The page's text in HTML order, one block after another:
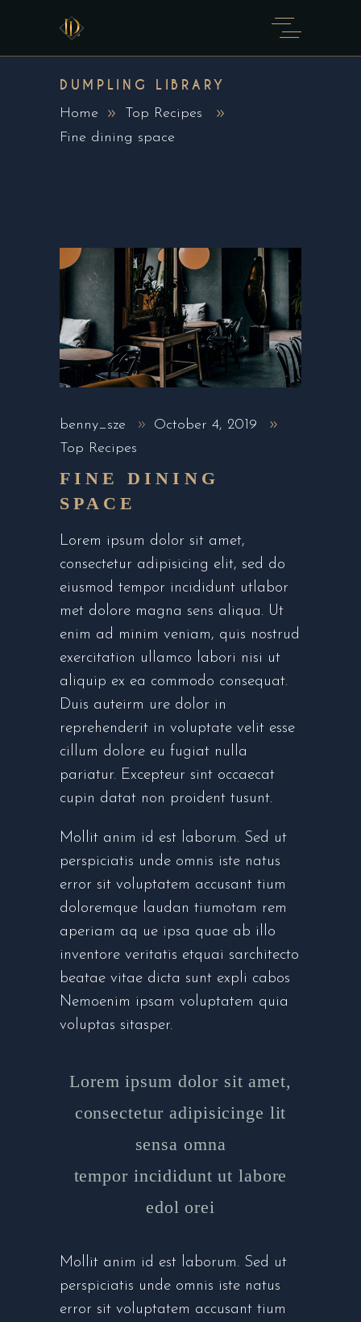
DUMPLING LIBRARY
Home
Top Recipes
Fine dining space
benny_sze
October 4, 2019
Top Recipes
FINE DINING
SPACE
Lorem ipsum dolor sit amet,
consectetur adipisicing elit, sed do
eiusmod tempor incididunt utlabor
met dolore magna sens aliqua. Ut
enim ad minim veniam, quis nostrud
exercitation ullamco labori nisi ut
aliquip ex ea commodo consequat.
Duis auteirm ure dolor in
reprehenderit in voluptate velit esse
cillum dolore eu fugiat nulla
pariatur. Excepteur sint occaecat
cupin datat non proident tusunt.
Mollit anim id est laborum. Sed ut
perspiciatis unde omnis iste natus
error sit voluptatem accusant tium
doloremque laudan tiumotam rem
aperiam aq ue ipsa quae ab illo
inventore veritatis etquai sarchitecto
beatae vitae dicta sunt expli cabos
Nemoenim ipsam voluptatem quia
voluptas sitasper.
Lorem ipsum dolor sit amet,
consectetur adipisicinge lit
sensa omna
tempor incididunt ut labore
edol orei
Mollit anim id est laborum. Sed ut
perspiciatis unde omnis iste natus
error sit voluptatem accusant tium